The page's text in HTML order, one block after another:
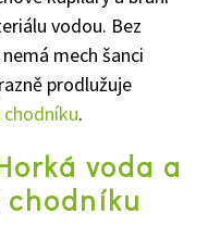
vodou. Bez
mech šanci
prodlužuje
.
voda a